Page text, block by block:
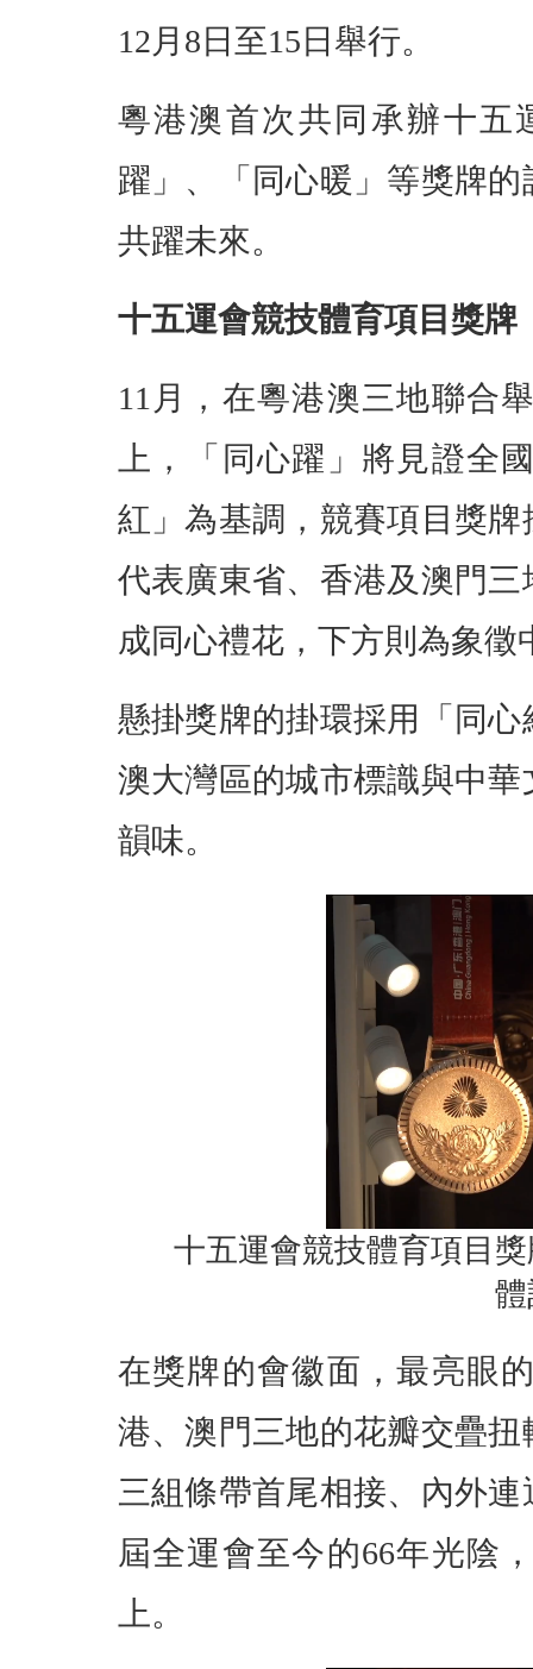
12月8日至15日舉行。
粵港澳首次共同承辦十五
躍」、「同心暖」等獎牌
共躍未來。
十五運會競技體育項目獎牌
11月，在粵港澳三地聯合
上，「同心躍」將見證全
紅」為基調，競賽項目獎
代表廣東省、香港及澳門
成同心禮花，下方則為象徵
懸掛獎牌的掛環採用「同
澳大灣區的城市標識與中
韻味。
十五運會競技體育項目
在獎牌的會徽面，最亮眼
港、澳門三地的花瓣交疊
三組條帶首尾相接、內外
屆全運會至今的66年光陰
上。